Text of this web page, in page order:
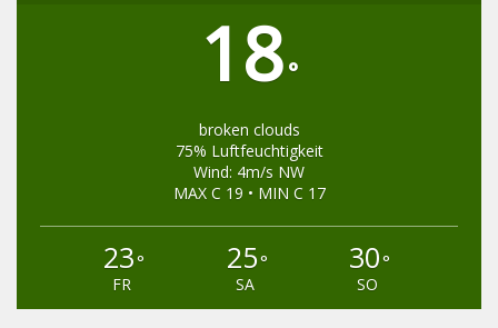
18°
broken clouds
75% Luftfeuchtigkeit
Wind: 4m/s NW
MAX C 19 • MIN C 17
23°
FR
25°
SA
30°
SO